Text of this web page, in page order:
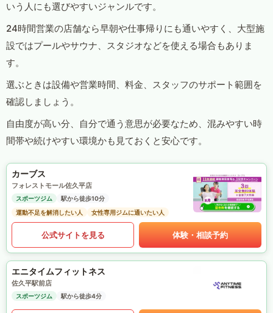
いう人にも選びやすいジャンルです。
24時間営業の店舗なら早朝や仕事帰りにも通いやすく、大型施
設ではプールやサウナ、スタジオなどを使える場合もありま
す。
選ぶときは設備や営業時間、料金、スタッフのサポート範囲を
確認しましょう。
自由度が高い分、自分で通う意思が必要なため、混みやすい時
間帯や続けやすい環境かも見ておくと安心です。
カーブス
フォレストモール佐久平店
スポーツジム
駅から徒歩10分
運動不足を解消したい人
女性専用ジムに通いたい人
公式サイトを見る 体験・相談予約
エニタイムフィットネス
佐久平駅前店
スポーツジム 駅から徒歩4分